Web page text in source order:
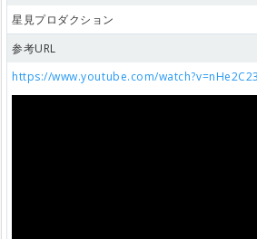
星見プロダクション
参考URL
https://www.youtube.com/